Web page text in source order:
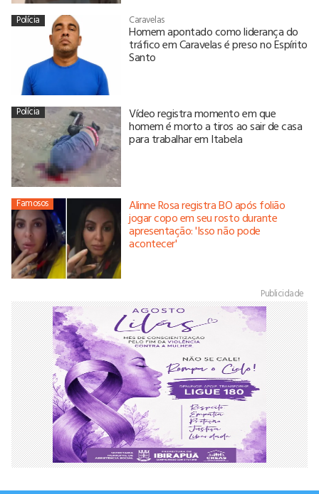
Polícia Caravelas
Homem apontado como liderança do
tráfico em Caravelas é preso no Espírito
Santo
Polícia Vídeo registra momento em que
homem é morto a tiros ao sair de casa
para trabalhar em Itabela
Famosos Alinne Rosa registra BO após folião
jogar copo em seu rosto durante
apresentação: 'Isso não pode
acontecer'
Publicidade